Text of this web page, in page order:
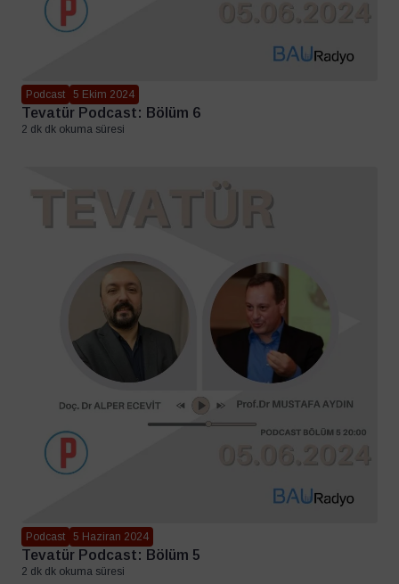
Podcast 5 Ekim 2024
Tevatür Podcast: Bölüm 6
2 dk dk okuma süresi
Podcast 5 Haziran 2024
Tevatür Podcast: Bölüm 5
2 dk dk okuma süresi